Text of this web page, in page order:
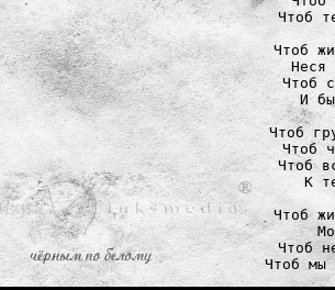
Чтоб
Чтоб
Неся
Чтоб
И
Чтоб
Чтоб
Чтоб
К
Чтоб
Чтоб